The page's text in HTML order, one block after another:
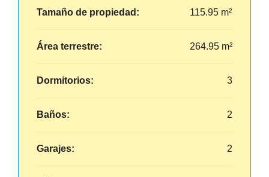
Tamaño de propiedad: 115.95 m²
Área terrestre: 264.95 m²
Dormitorios: 3
Baños: 2
Garajes: 2